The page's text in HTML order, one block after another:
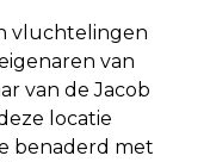
vluchtelingen
van
van de Jacob
locatie
benaderd met